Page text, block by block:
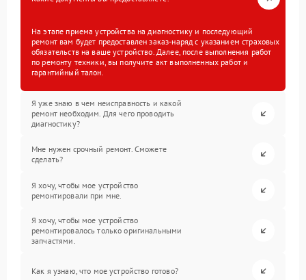
На этапе приема устройства на диагностику и последующий
ремонт вам будет предоставлен заказ-наряд с указанием страховых
обязательств на ваше устройство. Далее, после выполнения работ
по ремонту техники, вы получите акт выполненных работ и
гарантийный талон.
Я уже знаю в чем неисправность и какой
ремонт необходим. Для чего проводить
диагностику?
Мне нужен срочный ремонт. Сможете
сделать?
Я хочу, чтобы мое устройство
ремонтировали при мне.
Я хочу, чтобы мое устройство
ремонтировалось только оригинальными
запчастями.
Как я узнаю, что мое устройство готово?